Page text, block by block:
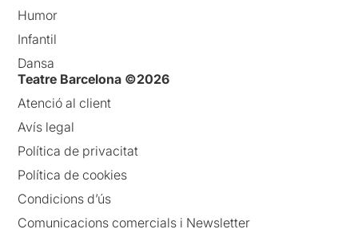
Humor
Infantil
Dansa
Teatre Barcelona ©2026
Atenció al client
Avís legal
Política de privacitat
Política de cookies
Condicions d’ús
Comunicacions comercials i Newsletter